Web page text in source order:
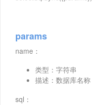
params
name：
类型：字符串
描述：数据库名称
sql：